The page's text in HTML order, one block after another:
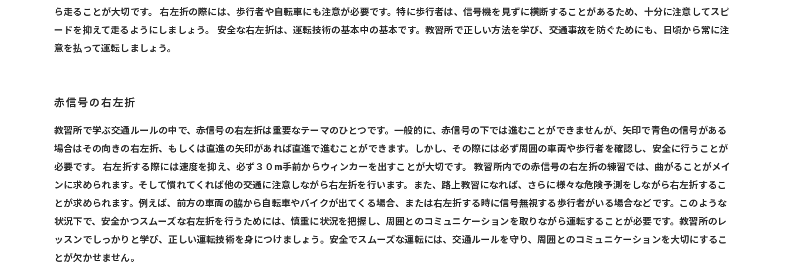
ら走ることが大切です。 右左折の際には、歩行者や自転車にも注意が必要です。特に歩行者は、信号機を見ずに横断することがあるため、十分に注意してスピ
ードを抑えて走るようにしましょう。 安全な右左折は、運転技術の基本中の基本です。教習所で正しい方法を学び、交通事故を防ぐためにも、日頃から常に注
意を払って運転しましょう。
赤信号の右左折
教習所で学ぶ交通ルールの中で、赤信号の右左折は重要なテーマのひとつです。一般的に、赤信号の下では進むことができませんが、矢印で青色の信号がある
場合はその向きの右左折、もしくは直進の矢印があれば直進で進むことができます。しかし、その際には必ず周囲の車両や歩行者を確認し、安全に行うことが
必要です。 右左折する際には速度を抑え、必ず３０m手前からウィンカーを出すことが大切です。 教習所内での赤信号の右左折の練習では、曲がることがメイ
ンに求められます。そして慣れてくれば他の交通に注意しながら右左折を行います。また、路上教習になれば、さらに様々な危険予測をしながら右左折するこ
とが求められます。例えば、前方の車両の脇から自転車やバイクが出てくる場合、または右左折する時に信号無視する歩行者がいる場合などです。このような
状況下で、安全かつスムーズな右左折を行うためには、慎重に状況を把握し、周囲とのコミュニケーションを取りながら運転することが必要です。教習所のレ
ッスンでしっかりと学び、正しい運転技術を身につけましょう。安全でスムーズな運転には、交通ルールを守り、周囲とのコミュニケーションを大切にするこ
とが欠かせません。